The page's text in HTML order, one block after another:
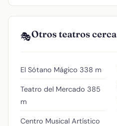
🎭Otros teatros cerca
El Sótano Mágico 338 m
Teatro del Mercado 385
m
Centro Musical Artístico